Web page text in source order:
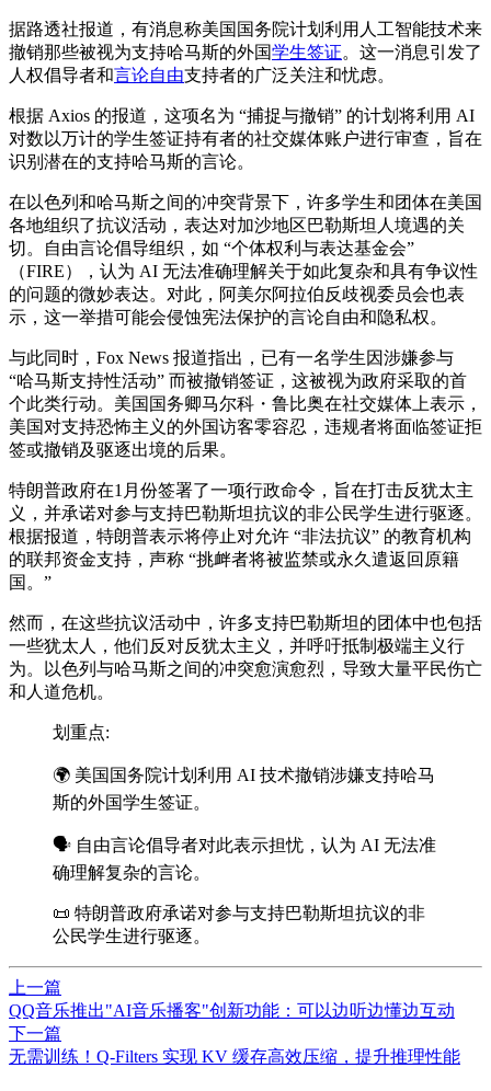
据路透社报道，有消息称美国国务院计划利用人工智能技术来
撤销那些被视为支持哈马斯的外国学生签证。这一消息引发了
人权倡导者和言论自由支持者的广泛关注和忧虑。
根据 Axios 的报道，这项名为 “捕捉与撤销” 的计划将利用 AI
对数以万计的学生签证持有者的社交媒体账户进行审查，旨在
识别潜在的支持哈马斯的言论。
在以色列和哈马斯之间的冲突背景下，许多学生和团体在美国
各地组织了抗议活动，表达对加沙地区巴勒斯坦人境遇的关
切。自由言论倡导组织，如 “个体权利与表达基金会”
（FIRE），认为 AI 无法准确理解关于如此复杂和具有争议性
的问题的微妙表达。对此，阿美尔阿拉伯反歧视委员会也表
示，这一举措可能会侵蚀宪法保护的言论自由和隐私权。
与此同时，Fox News 报道指出，已有一名学生因涉嫌参与
“哈马斯支持性活动” 而被撤销签证，这被视为政府采取的首
个此类行动。美国国务卿马尔科・鲁比奥在社交媒体上表示，
美国对支持恐怖主义的外国访客零容忍，违规者将面临签证拒
签或撤销及驱逐出境的后果。
特朗普政府在1月份签署了一项行政命令，旨在打击反犹太主
义，并承诺对参与支持巴勒斯坦抗议的非公民学生进行驱逐。
根据报道，特朗普表示将停止对允许 “非法抗议” 的教育机构
的联邦资金支持，声称 “挑衅者将被监禁或永久 遣返回原籍
国。”
然而，在这些抗议活动中，许多支持巴勒斯坦的团体中也包括
一些犹太人，他们反对反犹太主义，并呼吁抵制极端主义行
为。以色列与哈马斯之间的冲突愈演愈烈，导致大量平民伤亡
和人道危机。
划重点:
🌍 美国国务院计划利用 AI 技术撤销涉嫌支持哈马
斯的外国学生签证。
🗣️ 自由言论倡导者对此表示担忧，认为 AI 无法准
确理解复杂的言论。
📜 特朗普政府承诺对参与支持巴勒斯坦抗议的非
公民学生进行驱逐。
上一篇
QQ音乐推出"AI音乐播客"创新功能：可以边听边懂边互动
下一篇
无需训练！Q-Filters 实现 KV 缓存高效压缩，提升推理性能